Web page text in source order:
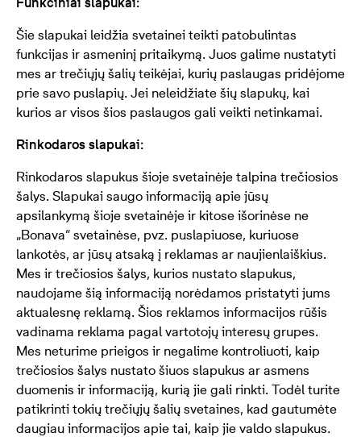
Šie slapukai leidžia svetainei teikti patobulintas
funkcijas ir asmeninį pritaikymą. Juos galime nustatyti
mes ar trečiųjų šalių teikėjai, kurių paslaugas pridėjome
prie savo puslapių. Jei neleidžiate šių slapukų, kai
kurios ar visos šios paslaugos gali veikti netinkamai.
Rinkodaros slapukai:
Rinkodaros slapukus šioje svetainėje talpina trečiosios
šalys. Slapukai saugo informaciją apie jūsų
apsilankymą šioje svetainėje ir kitose išorinėse ne
„Bonava“ svetainėse, pvz. puslapiuose, kuriuose
lankotės, ar jūsų atsaką į reklamas ar naujienlaiškius.
Mes ir trečiosios šalys, kurios nustato slapukus,
naudojame šią informaciją norėdamos pristatyti jums
aktualesnę reklamą. Šios reklamos informacijos rūšis
vadinama reklama pagal vartotojų interesų grupes.
Mes neturime prieigos ir negalime kontroliuoti, kaip
trečiosios šalys nustato šiuos slapukus ar asmens
duomenis ir informaciją, kurią jie gali rinkti. Todėl turite
patikrinti tokių trečiųjų šalių svetaines, kad gautumėte
daugiau informacijos apie tai, kaip jie valdo slapukus.